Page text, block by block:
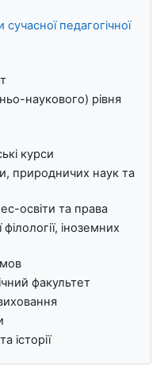
педагогічної
наукового) рівня
курси
природничих наук та
освіти та права
іноземних
факультет
історії